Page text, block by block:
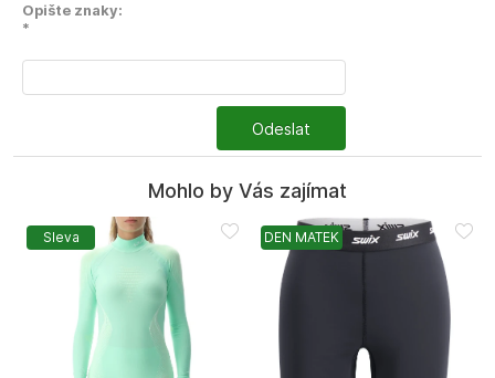
Opište znaky:
*
Odeslat
Mohlo by Vás zajímat
Sleva DEN MATEK